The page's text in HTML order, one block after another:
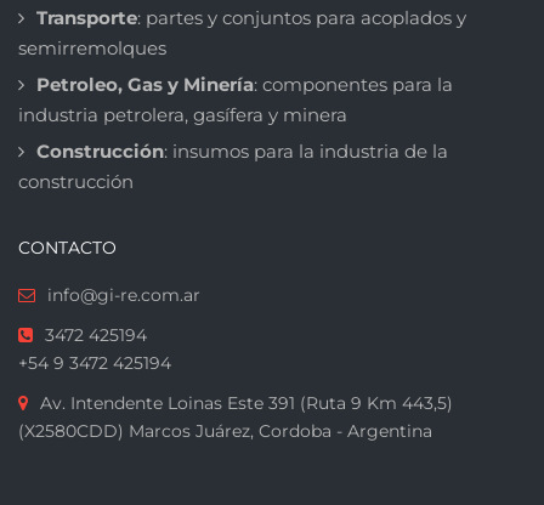
Transporte: partes y conjuntos para acoplados y
semirremolques
Petroleo, Gas y Minería: componentes para la
industria petrolera, gasífera y minera
Construcción: insumos para la industria de la
construcción
CONTACTO
info@gi-re.com.ar
3472 425194
+54 9 3472 425194
Av. Intendente Loinas Este 391 (Ruta 9 Km 443,5)
(X2580CDD) Marcos Juárez, Cordoba - Argentina